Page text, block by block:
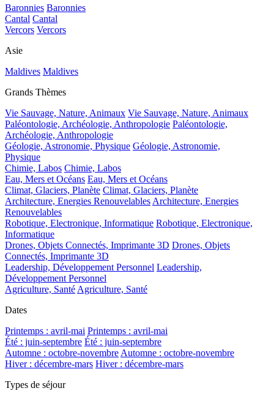
Baronnies Baronnies
Cantal Cantal
Vercors Vercors
Asie
Maldives Maldives
Grands Thèmes
Vie Sauvage, Nature, Animaux Vie Sauvage, Nature, Animaux
Paléontologie, Archéologie, Anthropologie Paléontologie,
Archéologie, Anthropologie
Géologie, Astronomie, Physique Géologie, Astronomie,
Physique
Chimie, Labos Chimie, Labos
Eau, Mers et Océans Eau, Mers et Océans
Climat, Glaciers, Planète Climat, Glaciers, Planète
Architecture, Energies Renouvelables Architecture, Energies
Renouvelables
Robotique, Electronique, Informatique Robotique, Electronique,
Informatique
Drones, Objets Connectés, Imprimante 3D Drones, Objets
Connectés, Imprimante 3D
Leadership, Développement Personnel Leadership,
Développement Personnel
Agriculture, Santé Agriculture, Santé
Dates
Printemps : avril-mai Printemps : avril-mai
Été : juin-septembre Été : juin-septembre
Automne : octobre-novembre Automne : octobre-novembre
Hiver : décembre-mars Hiver : décembre-mars
Types de séjour